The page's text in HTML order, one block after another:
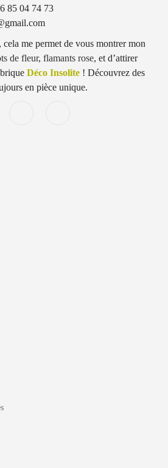
85 04 74 73
me permet de vous montrer mon
de fleur,flamants rose, et d’attirer
Déco Insolite ! Découvrez des
en pièce unique.